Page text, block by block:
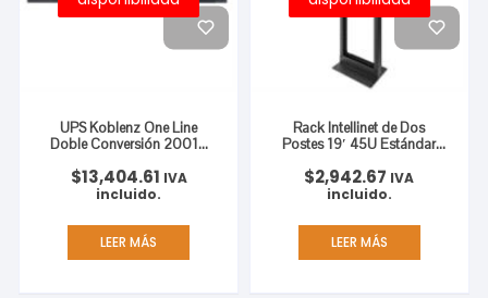
UPS Koblenz One Line
Doble Conversión 20015
Contactos Senoidal Pura
$13,404.61 IVA
incluido.
LEER MÁS
Rack Intellinet de Dos
Postes 19′ 45U Estándar
Color Negro
$2,942.67 IVA
incluido.
LEER MÁS